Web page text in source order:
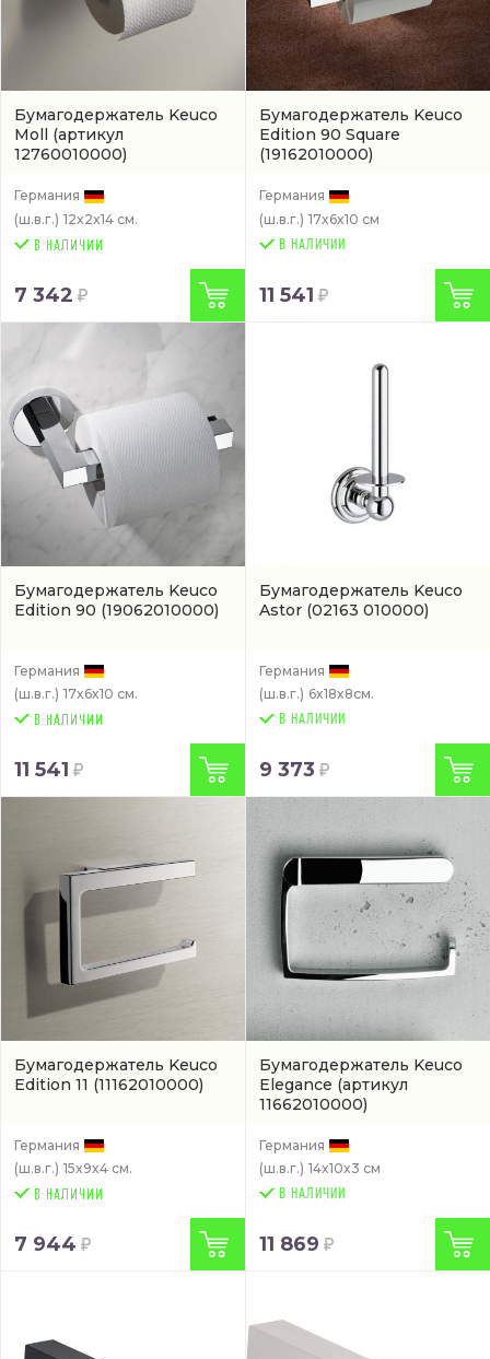
Бумагодержатель Keuco
Moll (артикул
12760010000)
Германия
(ш.в.г.) 12x2x14 см.
7 342
Бумагодержатель Keuco
Edition 90 Square
(19162010000)
Германия
(ш.в.г.) 17x6x10 см
В НАЛИЧИИ
11 541
Бумагодержатель Keuco
Edition 90 (19062010000)
Германия
(ш.в.г.) 17x6x10 см.
11 541
Бумагодержатель Keuco
Astor (02163 010000)
Германия
(ш.в.г.) 6x18x8см.
В НАЛИЧИИ
9 373
Бумагодержатель Keuco
Edition 11 (11162010000)
Германия
(ш.в.г.) 15x9x4 см.
7 944
Бумагодержатель Keuco
Elegance (артикул
11662010000)
Германия
(ш.в.г.) 14x10x3 см
В НАЛИЧИИ
11 869